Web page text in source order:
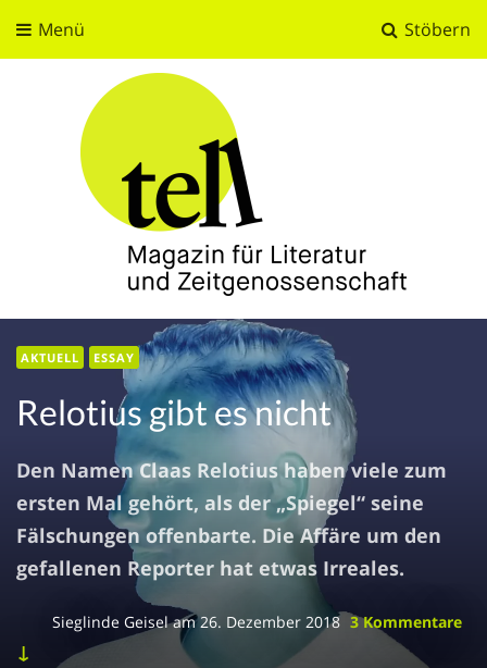
Stöbern
Menü
tell
Magazin für Literatur und Zeitgenossenschaft
AKTUELL ESSAY
Relotius gibt es nicht
Den Namen Claas Relotius haben viele zum
ersten Mal gehört, als der „Spiegel“ seine
Fälschungen offenbarte. Die Affäre um den
gefallenen Reporter hat etwas Irreales.
Sieglinde Geiselam 26. Dezember 2018 3 Kommentare
↓